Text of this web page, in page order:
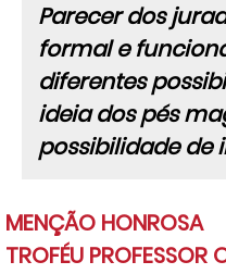
Parecer dos
formal e
diferentes
ideia dos pés
possibilidade de
MENÇÃO HONROSA
TROFÉU PROFESSOR